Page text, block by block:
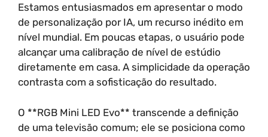
Estamos entusiasmados em apresentar o modo
de personalização por IA, um recurso inédito em
nível mundial. Em poucas etapas, o usuário pode
alcançar uma calibração de nível de estúdio
diretamente em casa. A simplicidade da operação
contrasta com a sofisticação do resultado.
O **RGB Mini LED Evo** transcende a definição
de uma televisão comum; ele se posiciona como